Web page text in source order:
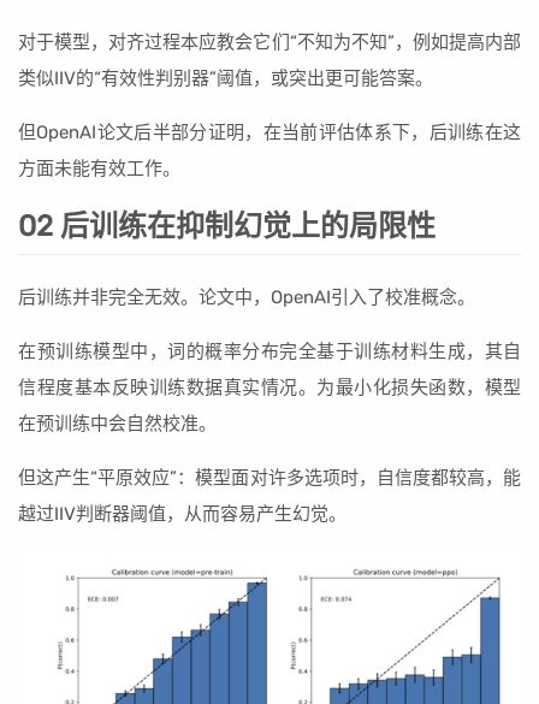
对于模型，对齐过程本应教会它们“不知为不知”，例如提高内部
类似IIV的“有效性判别器”阈值，或突出更可能答案。
但OpenAI论文后半部分证明，在当前评估体系下，后训练在这
方面未能有效工作。
02 后训练在抑制幻觉上的局限性
后训练并非完全无效。论文中，OpenAI引入了校准概念。
在预训练模型中，词的概率分布完全基于训练材料生成，其自
信程度基本反映训练数据真实情况。为最小化损失函数，模型
在预训练中会自然校准。
但这产生“平原效应”：模型面对许多选项时，自信度都较高，能
越过IIV判断器阈值，从而容易产生幻觉。